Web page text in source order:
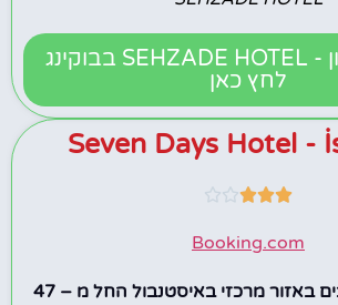
למעבר למלון - SEHZADE HOTEL בבוקינג
לחץ כאן
Seven Days Hotel -





Booking.com
מלון שלושה כוכבים באזור מרכזי באיסטנבול החל מ – 47